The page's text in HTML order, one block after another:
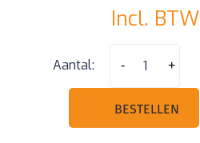
Incl. BTW
Aantal: -
308
NCF29A1M
+
BESTELLEN